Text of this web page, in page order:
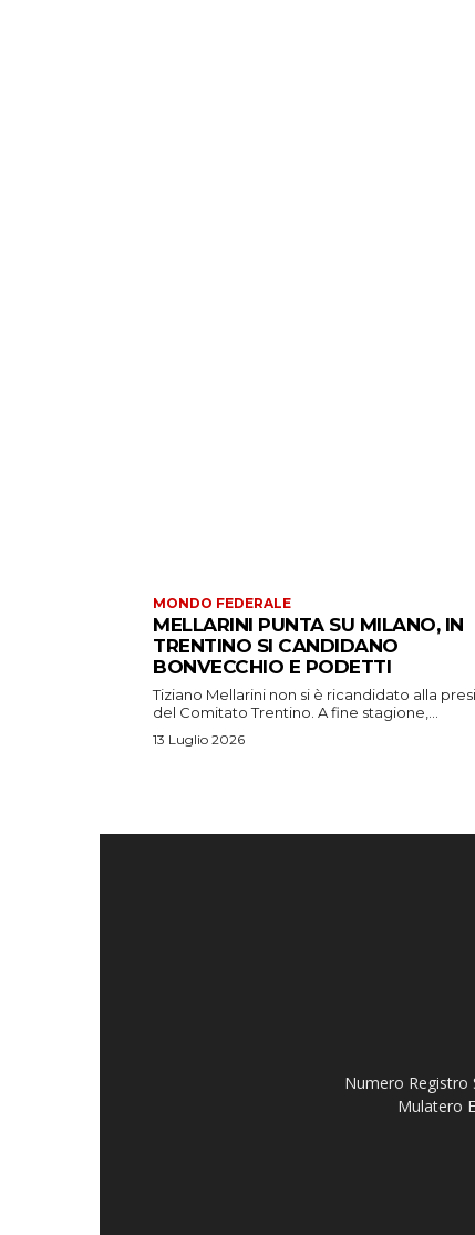
MONDO FEDERALE
MELLARINI PUNTA SU MILANO, IN
TRENTINO SI CANDIDANO
BONVECCHIO E PODETTI
Tiziano Mellarini non si è ricandidato alla
del Comitato Trentino. A fine stagione,...
13 Luglio 2026
Numero Registro
Mulatero